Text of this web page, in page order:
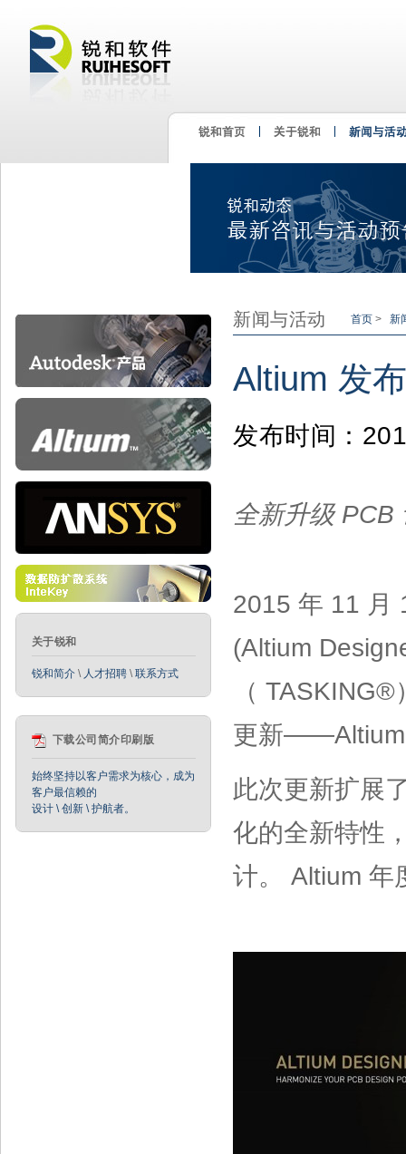
关于锐和
锐和简介\ 人才招聘\联系方式
下载公司简介印刷版
始终坚持以客户需求为核心，成为
客户最信赖的
设计 \ 创新 \ 护航者。
新闻与活动 首页 > 新
Altium 发
发布时间：
全新升级 PCB
2015 年 11 月
(Altium
（
更新——Altium
此次更新扩展
化的全新特性
计。 Altium 年